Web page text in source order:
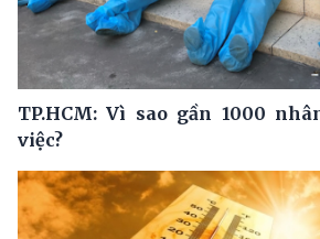
TP.HCM: Vì sao gần 1000
việc?